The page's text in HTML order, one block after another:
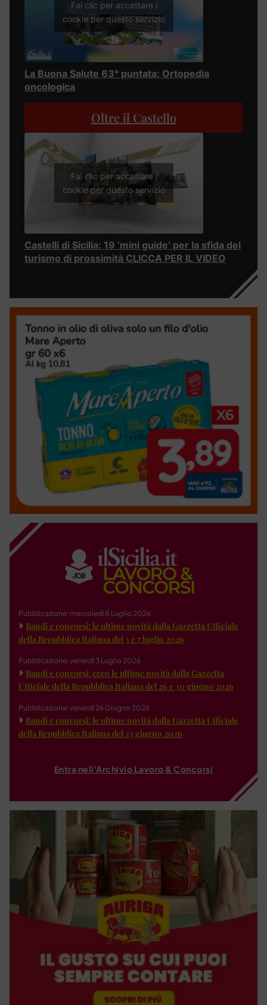
Fai clic per accettare i
cookie per questo servizio
La Buona Salute 63° puntata: Ortopedia
oncologica
Oltre il Castello
Fai clic per accettare i
cookie per questo servizio
Castelli di Sicilia: 19 ‘mini guide’ per la sfida del
turismo di prossimità CLICCA PER IL VIDEO
Pubblicazione: mercoledì 8 Luglio 2026
Bandi e concorsi: le ultime novità dalla Gazzetta Ufficiale
della Repubblica Italiana del 3 e 7 luglio 2026
Pubblicazione: venerdì 3 Luglio 2026
Bandi e concorsi: ecco le ultime novità dalla Gazzetta
Ufficiale della Repubblica Italiana del 26 e 30 giugno 2026
Pubblicazione: venerdì 26 Giugno 2026
Bandi e concorsi: le ultime novità dalla Gazzetta Ufficiale
della Repubblica Italiana del 23 giugno 2026
Entra nell'Archivio Lavoro & Concorsi